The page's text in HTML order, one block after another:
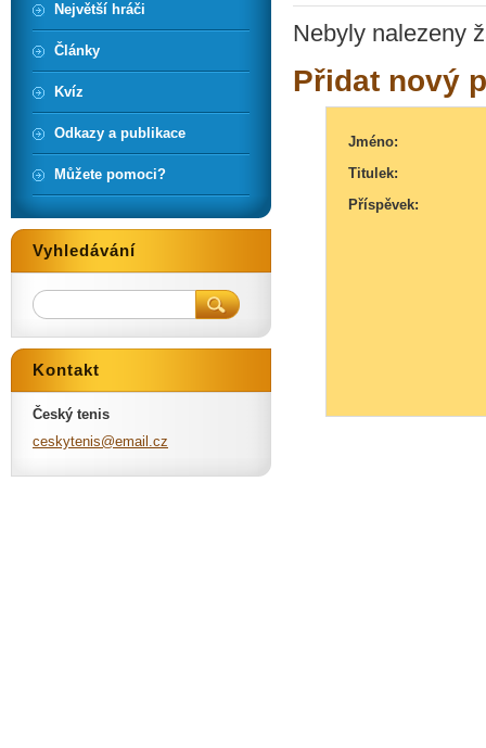
Nebyly nalezeny
Přidat nový
Jméno:
Titulek:
Příspěvek:
Největší hráči
Články
Kvíz
Odkazy a publikace
Můžete pomoci?
Vyhledávání
Kontakt
Český tenis
ceskytenis@email .cz